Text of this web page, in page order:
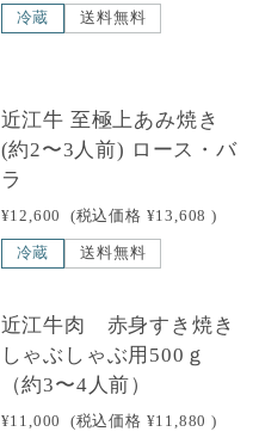
冷蔵 送料無料
近江牛 至極上あみ焼き
(約2〜3人前) ロース・バ
ラ
¥12,600 (税込価格 ¥13,608 )
冷蔵 送料無料
NEW
近江牛肉 赤身すき焼き
しゃぶしゃぶ用500ｇ
（約3〜4人前）
¥11,000 (税込価格 ¥11,880 )